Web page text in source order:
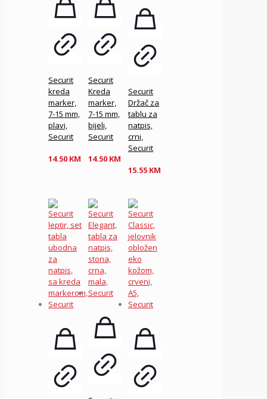
Securit
kreda
marker,
7-15 mm,
plavi,
Securit
14.50 KM
Securit
Kreda
marker,
7-15 mm,
bijeli,
Securit
14.50 KM
Securit
Držač za
tablu za
natpis,
crni,
Securit
15.55 KM